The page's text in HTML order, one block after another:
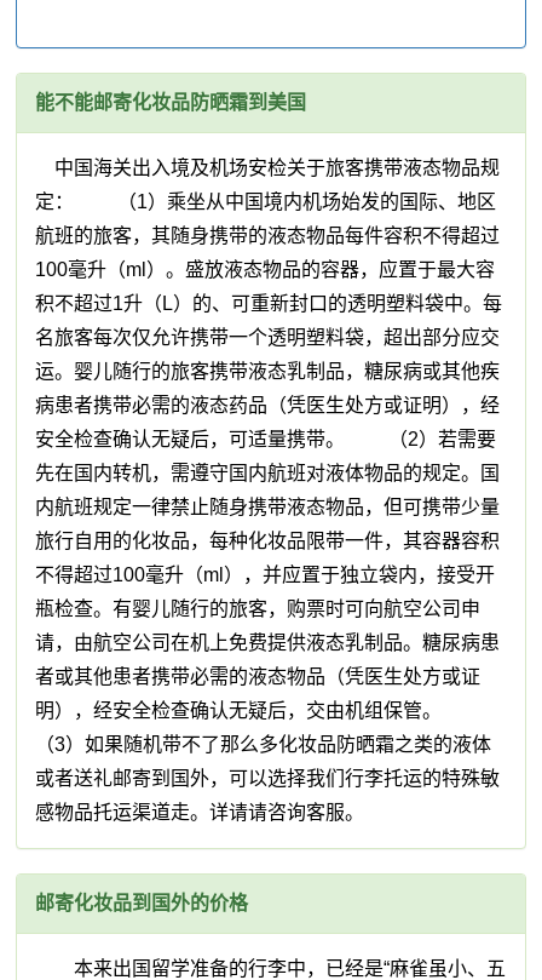
能不能邮寄化妆品防晒霜到美国
中国海关出入境及机场安检关于旅客携带液态物品规
定： （1）乘坐从中国境内机场始发的国际、地区
航班的旅客，其随身携带的液态物品每件容积不得超过
100毫升（ml）。盛放液态物品的容器，应置于最大容
积不超过1升（L）的、可重新封口的透明塑料袋中。每
名旅客每次仅允许携带一个透明塑料袋，超出部分应交
运。婴儿随行的旅客携带液态乳制品，糖尿病或其他疾
病患者携带必需的液态药品（凭医生处方或证明），经
安全检查确认无疑后，可适量携带。 （2）若需要
先在国内转机，需遵守国内航班对液体物品的规定。国
内航班规定一律禁止随身携带液态物品，但可携带少量
旅行自用的化妆品，每种化妆品限带一件，其容器容积
不得超过100毫升（ml），并应置于独立袋内，接受开
瓶检查。有婴儿随行的旅客，购票时可向航空公司申
请，由航空公司在机上免费提供液态乳制品。糖尿病患
者或其他患者携带必需的液态物品（凭医生处方或证
明），经安全检查确认无疑后，交由机组保管。
（3）如果随机带不了那么多化妆品防晒霜之类的液体
或者送礼邮寄到国外，可以选择我们行李托运的特殊敏
感物品托运渠道走。详请请咨询客服。
邮寄化妆品到国外的价格
本来出国留学准备的行李中，已经是“麻雀虽小、五